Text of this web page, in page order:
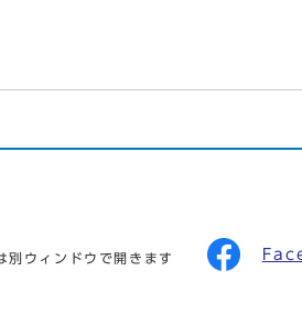
別ウィンドウで開きます